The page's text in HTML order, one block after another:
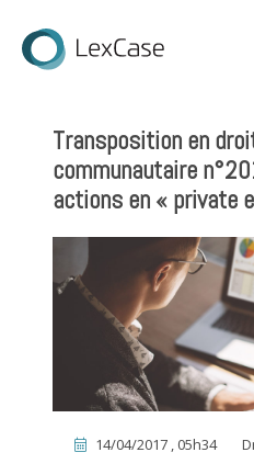
Transposition en
communautaire
actions en « private
14/04/2017 , 05h34